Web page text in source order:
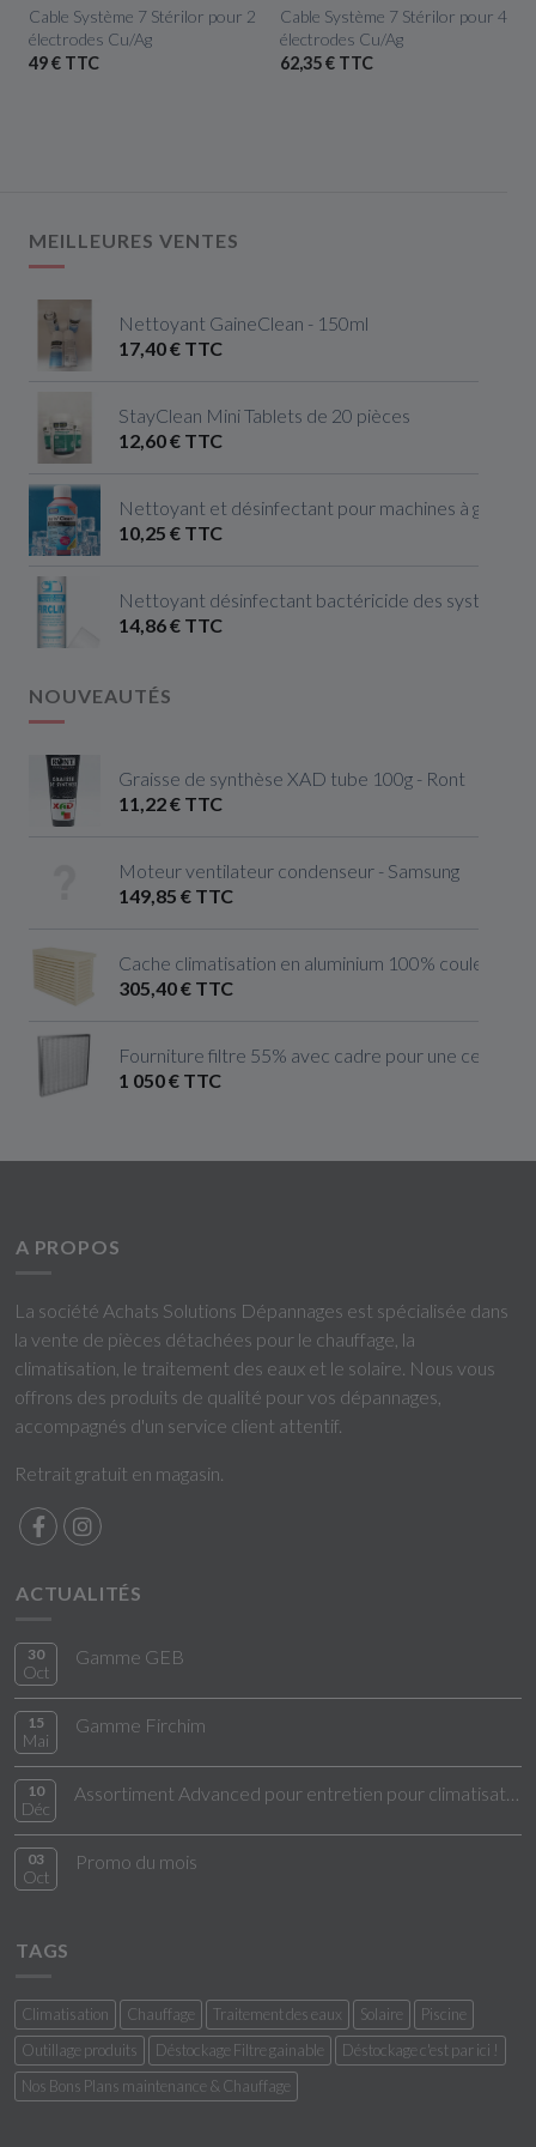
Cable Système 7 Stérilor pour 2
électrodes Cu/Ag
49 € TTC
Cable Système 7 Stérilor pour 4
électrodes Cu/Ag
62,35 € TTC
MEILLEURES VENTES
Nettoyant GaineClean - 150ml
17,40 € TTC
StayClean Mini Tablets de 20 pièces
12,60 € TTC
Nettoyant et désinfectant pour machines à
10,25 € TTC
Nettoyant désinfectant bactéricide des systèmes
14,86 € TTC
NOUVEAUTÉS
Graisse de synthèse XAD tube 100g - Ront
11,22 € TTC
Moteur ventilateur condenseur - Samsung
149,85 € TTC
Cache climatisation en aluminium 100% couleur
305,40 € TTC
Fourniture filtre 55% avec cadre pour une
1 050 € TTC
A PROPOS
La société Achats Solutions Dépannages est spécialisée dans
la vente de pièces détachées pour le chauffage, la
climatisation, le traitement des eaux et le solaire. Nous vous
offrons des produits de qualité pour vos dépannages,
accompagnés d'un service client attentif.
Retrait gratuit en magasin.
ACTUALITÉS
30
Oct
Gamme GEB
15
Mai
Gamme Firchim
10
Déc
03
Oct
Promo du mois
TAGS
Climatisation Chauffage Traitement des eaux Solaire
Piscine
Outillage produits
Déstockage Filtre gainable
Déstockage c'est par ici !
Nos Bons Plans maintenance & Chauffage